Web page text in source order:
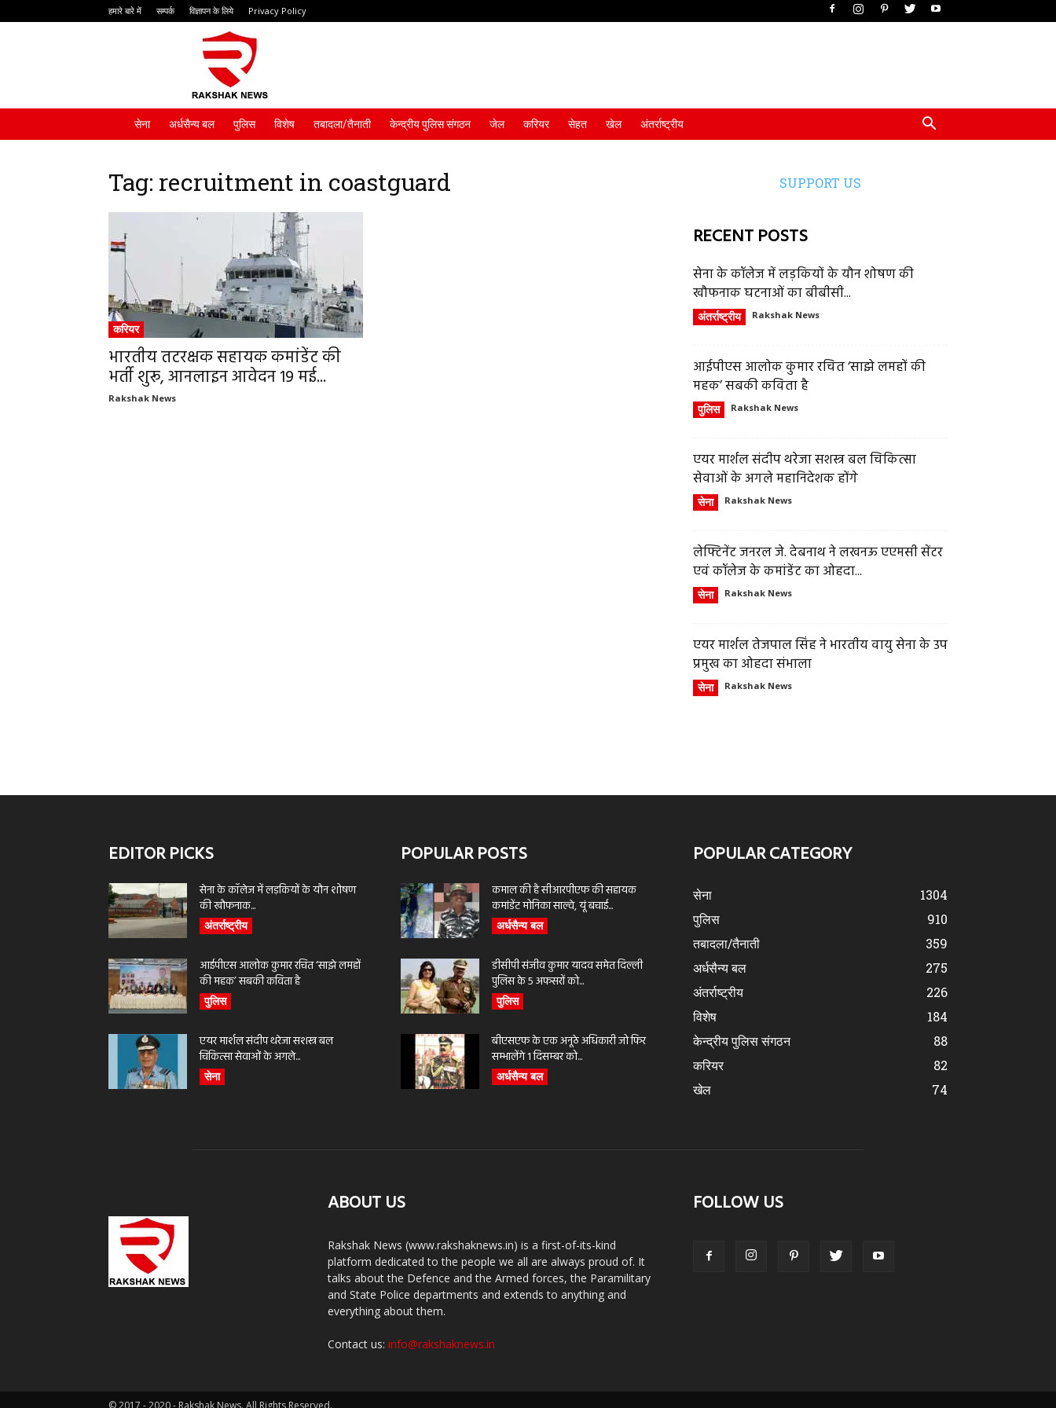
हमारे बारे में सम्पर्क विज्ञापन के लिये Privacy Policy
सेना अर्धसैन्य बल पुलिस विशेष तबादला/तैनाती केन्द्रीय पुलिस संगठन जेल करियर सेहत खेल अंतर्राष्ट्रीय
Tag: recruitment in coastguard
करियर
भारतीय तटरक्षक सहायक कमांडेंट की
भर्ती शुरू, आनलाइन आवेदन 19 मई...
Rakshak News
SUPPORT US
RECENT POSTS
सेना के कॉलेज में लड़कियों के यौन शोषण की
खौफनाक घटनाओं का बीबीसी...
अंतर्राष्ट्रीय Rakshak News
आईपीएस आलोक कुमार रचित ‘साझे लमहों की
महक’ सबकी कविता है
पुलिस Rakshak News
एयर मार्शल संदीप थरेजा सशस्त्र बल चिकित्सा
सेवाओं के अगले महानिदेशक होंगे
सेना Rakshak News
लेफ्टिनेंट जनरल जे. देबनाथ ने लखनऊ एएमसी सेंटर
एवं कॉलेज के कमांडेंट का ओहदा...
सेना Rakshak News
एयर मार्शल तेजपाल सिंह ने भारतीय वायु सेना के उप
प्रमुख का ओहदा संभाला
सेना Rakshak News
EDITOR PICKS
सेना के कॉलेज में लड़कियों के यौन शोषण
की खौफनाक...
अंतर्राष्ट्रीय
आईपीएस आलोक कुमार रचित ‘साझे लमहों
की महक’ सबकी कविता है
पुलिस
एयर मार्शल संदीप थरेजा सशस्त्र बल
चिकित्सा सेवाओं के अगले...
सेना
POPULAR POSTS
कमाल की है सीआरपीएफ की सहायक
कमांडेंट मोनिका साल्वे, यूं बचाई...
अर्धसैन्य बल
डीसीपी संजीव कुमार यादव समेत दिल्ली
पुलिस के 5 अफसरों को...
पुलिस
बीएसएफ के एक अनूठे अधिकारी जो फिर
सम्भालेंगे 1 दिसम्बर को...
अर्धसैन्य बल
POPULAR CATEGORY
सेना
1304
पुलिस
910
तबादला/तैनाती
359
अर्धसैन्य बल
275
अंतर्राष्ट्रीय
226
विशेष
184
केन्द्रीय पुलिस संगठन
88
करियर
82
खेल
74
ABOUT US
Rakshak News (www.rakshaknews.in) is a first-of-its-kind
platform dedicated to the people we all are always proud of. It
talks about the Defence and the Armed forces, the Paramilitary
and State Police departments and extends to anything and
everything about them.
Contact us: info@rakshaknews.in
FOLLOW US
© 2017 - 2020 - Rakshak News. All Rights Reserved.